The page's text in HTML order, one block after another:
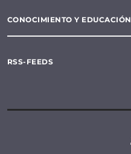
CONOCIMIENTO Y EDUCACIÓN
RSS-FEEDS